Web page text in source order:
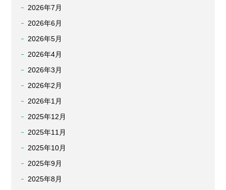
2026年7月
2026年6月
2026年5月
2026年4月
2026年3月
2026年2月
2026年1月
2025年12月
2025年11月
2025年10月
2025年9月
2025年8月